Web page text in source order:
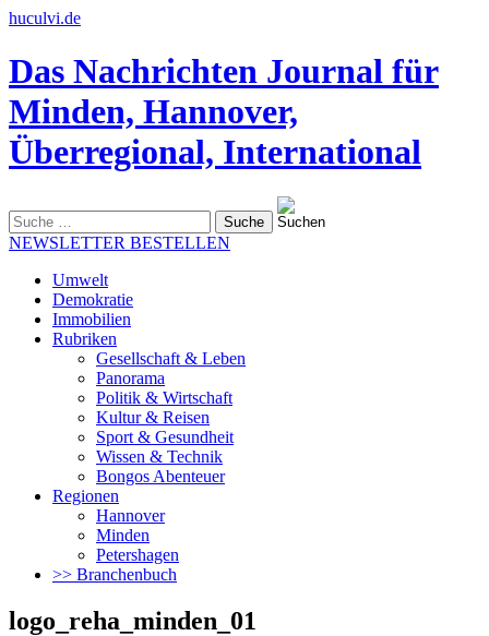
huculvi.de
Das Nachrichten Journal für
Minden, Hannover,
Überregional, International
nach:
NEWSLETTER BESTELLEN
Umwelt
Demokratie
Immobilien
Rubriken
Gesellschaft & Leben
Panorama
Politik & Wirtschaft
Kultur & Reisen
Sport & Gesundheit
Wissen & Technik
Bongos Abenteuer
Regionen
Hannover
Minden
Petershagen
>> Branchenbuch
logo_reha_minden_01